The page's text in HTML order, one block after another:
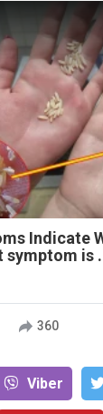
Indicate
symptom is
360
Viber